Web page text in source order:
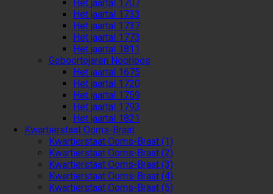
Het jaartal 1707
Het jaartal 1733
Het jaartal 1737
Het jaartal 1773
Het jaartal 1811
Geboortejaren Noorloos
Het jaartal 1675
Het jaartal 1720
Het jaartal 1759
Het jaartal 1793
Het jaartal 1821
Kwartierstaat Ooms-Braat
Kwartierstaat Ooms-Braat (1)
Kwartierstaat Ooms-Braat (2)
Kwartierstaat Ooms-Braat (3)
Kwartierstaat Ooms-Braat (4)
Kwartierstaat Ooms-Braat (5)